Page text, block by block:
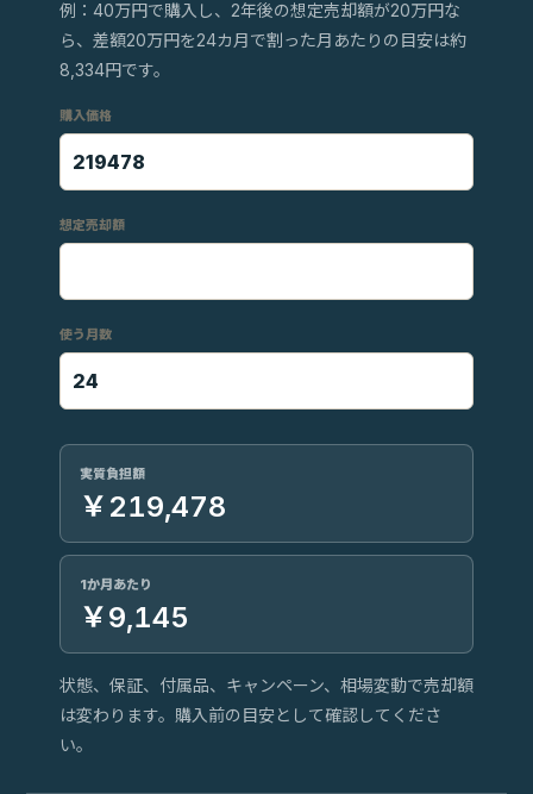
例：40万円で購入し、2年後の想定売却額が20万円な
ら、差額20万円を24カ月で割った月あたりの目安は約
8,334円です。
購入価格
想定売却額
使う月数
実質負担額
￥219,478
1か月あたり
￥9,145
状態、保証、付属品、キャンペーン、相場変動で売却額
は変わります。購入前の目安として確認してくださ
い。